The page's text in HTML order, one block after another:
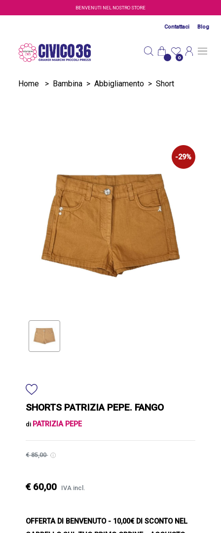
Salta al contenuto principaleBENVENUTI NEL NOSTRO STORE
Contattaci Blog
0
Home > Bambina > Abbigliamento > Short
-29%
SHORTS PATRIZIA PEPE. FANGO
di PATRIZIA PEPE
€ 85,00
€ 60,00 IVA incl.
OFFERTA DI BENVENUTO- 10,00€ DI SCONTO NEL